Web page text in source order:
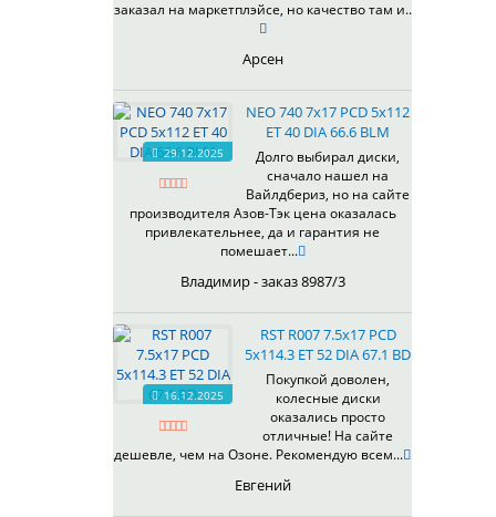
R098
R107
R108
R109
R112
R117
R126
R127
R128
R129
R132FF
R136
77,8
98
98,1
заказал на маркетплэйсе, но качество там и..
Арсен
29.12.2025
NEO 740 7x17 PCD 5x112
ET 40 DIA 66.6 BLM
Долго выбирал диски,
сначало нашел на
Вайлдбериз, но на сайте
производителя Азов-Тэк цена оказалась
привлекательнее, да и гарантия не
помешает...
Владимир - заказ 8987/3
16.12.2025
RST R007 7.5x17 PCD
5x114.3 ET 52 DIA 67.1 BD
Покупкой доволен,
колесные диски
оказались просто
отличные! На сайте
дешевле, чем на Озоне. Рекомендую всем...
Евгений